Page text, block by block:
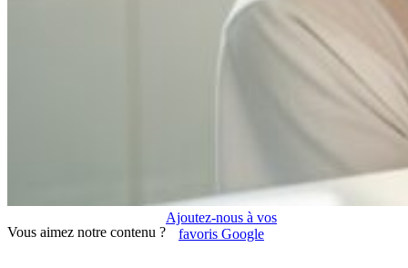
Vous aimez notre contenu ?
Ajoutez-nous à vos
favoris Google